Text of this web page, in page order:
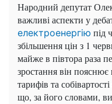
Народний депутат
важливі аспекти у
електроенергію під
збільшення цін з 1
майже в півтора раза
зростання він
тарифів та
що, за його словами,